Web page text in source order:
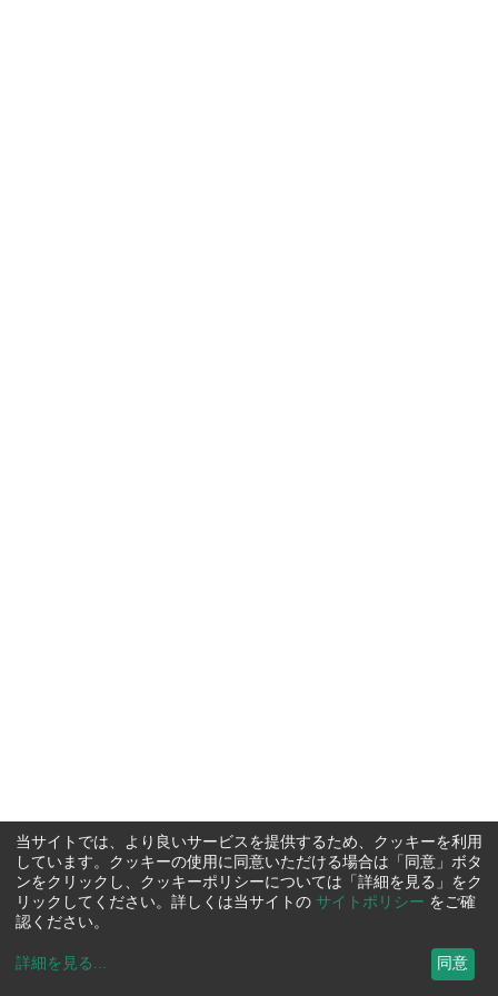
当サイトでは、より良いサービスを提供するため、クッキーを利用
しています。クッキーの使用に同意いただける場合は「同意」ボタ
ンをクリックし、クッキーポリシーについては「詳細を見る」をク
リックしてください。詳しくは当サイトの サイトポリシー をご確
認ください。
詳細を見る ... 同意